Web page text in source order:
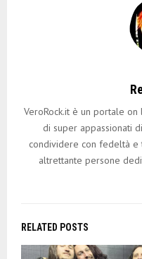
VeroRock.it è un portale
di super appassionati
condividere con fedeltà e
altrettante persone
RELATED POSTS